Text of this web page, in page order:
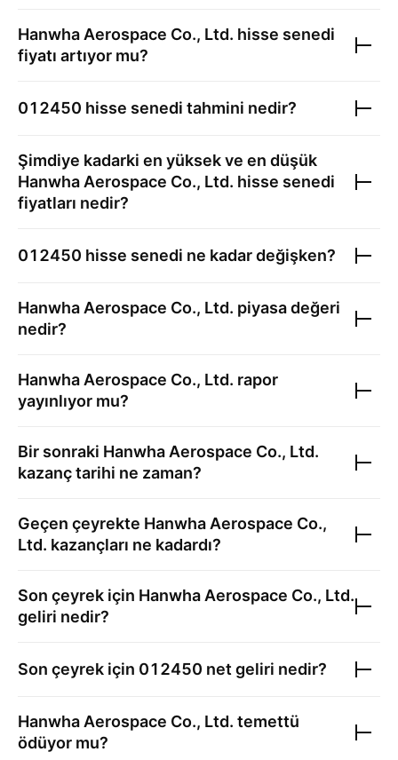
Hanwha Aerospace Co., Ltd. hisse senedi
fiyatı artıyor mu?
012450 hisse senedi tahmini nedir?
Şimdiye kadarki en yüksek ve en düşük
Hanwha Aerospace Co., Ltd. hisse senedi
fiyatları nedir?
012450 hisse senedi ne kadar değişken?
Hanwha Aerospace Co., Ltd. piyasa değeri
nedir?
Hanwha Aerospace Co., Ltd. rapor
yayınlıyor mu?
Bir sonraki Hanwha Aerospace Co., Ltd.
kazanç tarihi ne zaman?
Geçen çeyrekte Hanwha Aerospace Co.,
Ltd. kazançları ne kadardı?
Son çeyrek için Hanwha Aerospace Co., Ltd.
geliri nedir?
Son çeyrek için 012450 net geliri nedir?
Hanwha Aerospace Co., Ltd. temettü
ödüyor mu?